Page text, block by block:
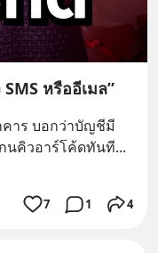
หรืออีเมล”
คาร บอกว่าบัญชีมี
นคิวอาร์โค้ดทันที...
7 1 4